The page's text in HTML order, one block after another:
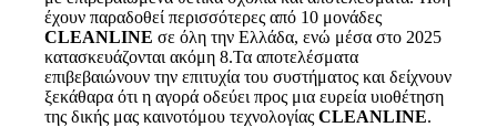
έχουν παραδοθεί περισσότερες από 10 μονάδες
CLEANLINE σε όλη την Ελλάδα, ενώ μέσα στο 2025
κατασκευάζονται ακόμη 8.Τα αποτελέσματα
επιβεβαιώνουν την επιτυχία του συστήματος και δείχνουν
ξεκάθαρα ότι η αγορά οδεύει προς μια ευρεία υιοθέτηση
της δικής μας καινοτόμου τεχνολογίαςCLEANLINE.